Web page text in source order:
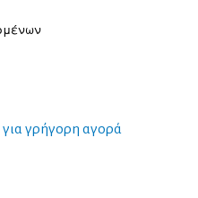
για γρήγορη αγορά